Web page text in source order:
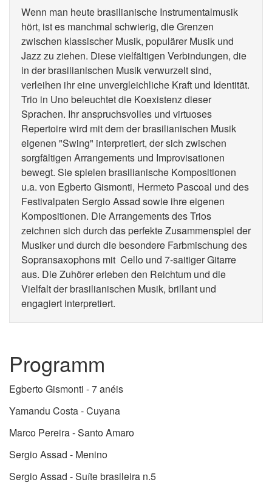
Wenn man heute brasilianische Instrumentalmusik
hört, ist es manchmal schwierig, die Grenzen
zwischen klassischer Musik, populärer Musik und
Jazz zu ziehen. Diese vielfältigen Verbindungen, die
in der brasilianischen Musik verwurzelt sind,
verleihen ihr eine unvergleichliche Kraft und Identität.
Trio in Uno beleuchtet die Koexistenz dieser
Sprachen. Ihr anspruchsvolles und virtuoses
Repertoire wird mit dem der brasilianischen Musik
eigenen "Swing" interpretiert, der sich zwischen
sorgfältigen Arrangements und Improvisationen
bewegt. Sie spielen brasilianische Kompositionen
u.a. von Egberto Gismonti, Hermeto Pascoal und des
Festivalpaten Sergio Assad sowie ihre eigenen
Kompositionen. Die Arrangements des Trios
zeichnen sich durch das perfekte Zusammenspiel der
Musiker und durch die besondere Farbmischung des
Sopransaxophons mit Cello und 7-saitiger Gitarre
aus. Die Zuhörer erleben den Reichtum und die
Vielfalt der brasilianischen Musik, brillant und
engagiert interpretiert.
Programm
Egberto Gismonti - 7 anéis
Yamandu Costa - Cuyana
Marco Pereira - Santo Amaro
Sergio Assad - Menino
Sergio Assad - Suíte brasileira n.5